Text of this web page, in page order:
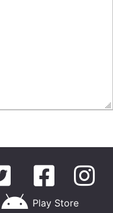
Play Store